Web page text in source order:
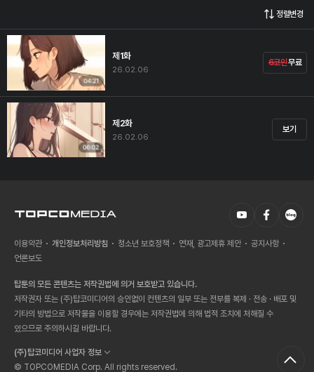
정렬변경
제1화
26.02.06
6코인무료
제2화
26.02.06
보기
이용약관 개인정보처리방침 청소년 보호정책 연재, 광고제휴 제안
공지사항
언론보도
탑툰의 모든 콘텐츠는 저작권법에 의거 보호받고 있습니다.
저작권자 또는 (주)탑코미디어의 승인없이 컨텐츠의 일부 또는 전부를 복제 · 전송 · 배포 및
기타의 방법으로 저작물을 이용할 경우에는 저작권법에 의해 법적 조치에 처해질 수
있으므로 주의하시길 바랍니다.
(주)탑코미디어 사업자 정보
© TOPCOMEDIA Corp. All rights reserved.